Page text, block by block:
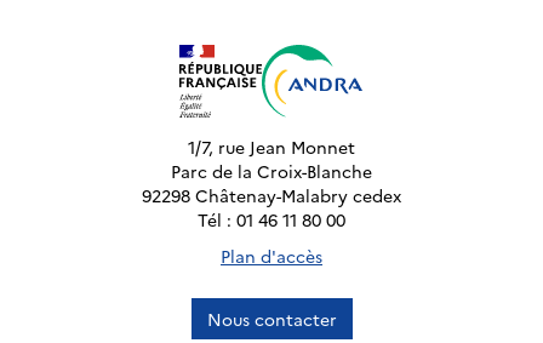
1/7, rue Jean Monnet
Parc de la Croix-Blanche
92298 Châtenay-Malabry cedex
Tél : 01 46 11 80 00
Plan d'accès
Nous contacter